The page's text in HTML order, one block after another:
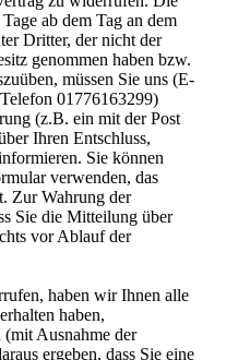
ab dem Tag an dem
Dritter, der nicht der
genommen haben bzw.
müssen Sie uns (E-
01776163299)
(z.B. ein mit der Post
Ihren Entschluss,
Sie können
verwenden, das
Zur Wahrung der
Sie die Mitteilung über
vor Ablauf der
haben wir Ihnen alle
haben,
Ausnahme der
ergeben, dass Sie eine